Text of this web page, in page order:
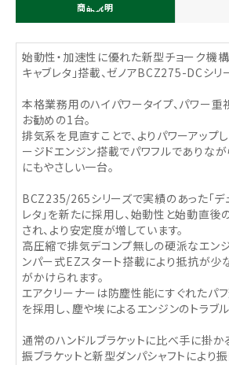
商品説明
始動性・加速性に優れた新型チョーク機構
キャブレタ」搭載、ゼノアBCZ275-DCシリ
本格業務用のハイパワータイプ、パワー
お勧めの1台。
排気系を見直すことで、よりパワーアップ
ージドエンジン搭載でパワフルでありな
にもやさしい一台。
BCZ235/265シリーズで実績のあった「デ
レタ」を新たに採用し、始動性と始動直後
され、より安定度が増しています。
高圧縮で排気デコンプ無しの硬派なエン
ンパー式EZスタート搭載により抵抗が少
がかけられます。
エアクリーナーは防塵性能にすぐれたパフ
を採用し、塵や埃によるエンジンのトラブ
通常のハンドルブラケットに比べ手に掛
振ブラケットと新型ダンパシャフトにより